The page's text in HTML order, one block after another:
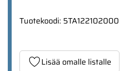
Tuotekoodi: 5TA122102000
Lisää omalle listalle